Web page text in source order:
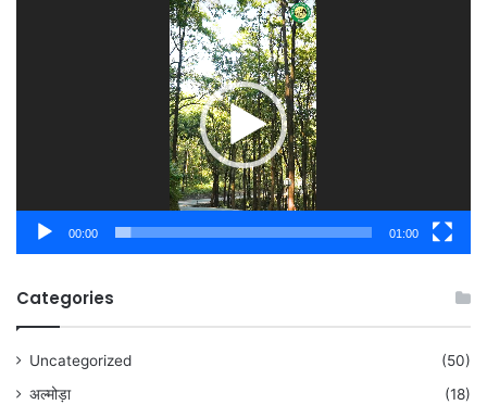
00:00 01:00
Categories
Uncategorized
(50)
अल्मोड़ा
(18)